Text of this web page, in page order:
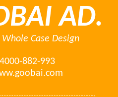
AD.
Case Design
4000-882-993